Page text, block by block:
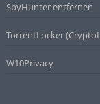
SpyHunter entfernen
TorrentLocker
W10Privacy